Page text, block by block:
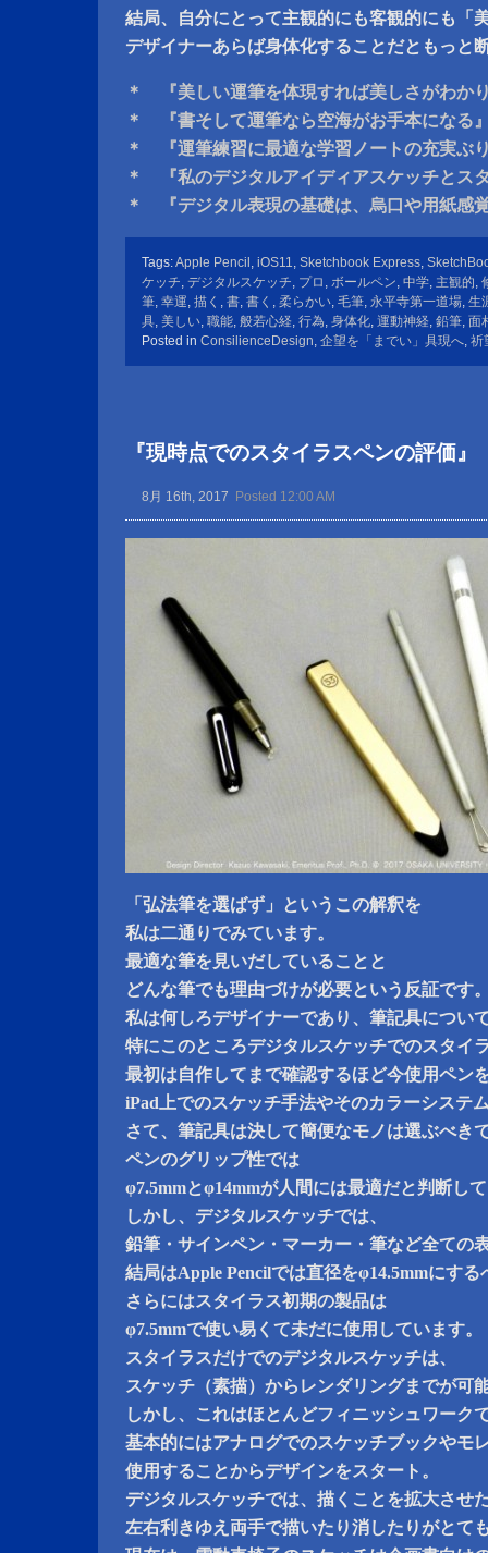
結局、自分にとって主観的にも客観的にも「
デザイナーあらば身体化することだともっと
＊ 『美しい運筆を体現すれば美しさがわか
＊ 『書そして運筆なら空海がお手本になる
＊ 『運筆練習に最適な学習ノートの充実ぶ
＊ 『私のデジタルアイディアスケッチとス
＊ 『デジタル表現の基礎は、烏口や用紙感
Tags:Apple Pencil , iOS11, Sketchbook Express,
ケッチ, デジタルスケッチ, プロ , ボールペン, 中学, 主観的,
筆, 幸運, 描く , 書, 書く , 柔らかい, 毛筆, 永平寺第一道場, 生
具, 美しい, 職能, 般若心経, 行為, 身体化, 運動神経, 鉛筆, 面
Posted in ConsilienceDesign, 企望を「までい」具現へ, 祈
『現時点でのスタイラスペンの評価』
8月 16th, 2017 Posted 12:00 AM
「弘法筆を選ばず」というこの解釈を
私は二通りでみています。
最適な筆を見いだしていることと
どんな筆でも理由づけが必要という反証です
私は何しろデザイナーであり、筆記具につい
特にこのところデジタルスケッチでのスタイ
最初は自作してまで確認するほど今使用ペン
iPad上でのスケッチ手法やそのカラーシステ
さて、筆記具は決して簡便なモノは選ぶべき
ペンのグリップ性では
φ7.5mmとφ14mmが人間には最適だと判断し
しかし、デジタルスケッチでは、
鉛筆・サインペン・マーカー・筆など全ての
結局はApple Pencilでは直径をφ14.5mmにす
さらにはスタイラス初期の製品は
φ7.5mmで使い易くて未だに使用しています。
スタイラスだけでのデジタルスケッチは、
スケッチ（素描）からレンダリングまでが可
しかし、これはほとんどフィニッシュワーク
基本的にはアナログでのスケッチブックやモ
使用することからデザインをスタート。
デジタルスケッチでは、描くことを拡大させ
左右利きゆえ両手で描いたり消したりがとて